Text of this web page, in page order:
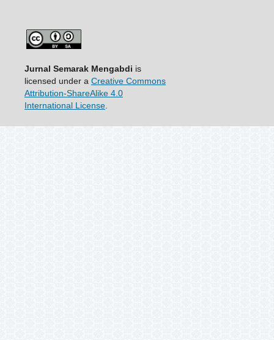
Jurnal Semarak Mengabdi is
licensed under a Creative Commons
Attribution-ShareAlike 4.0
International License.